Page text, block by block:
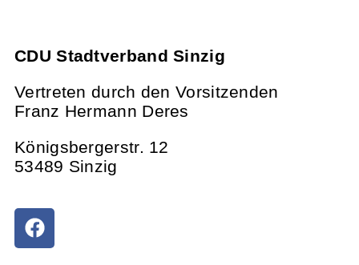
CDU Stadtverband Sinzig
Vertreten durch den Vorsitzenden
Franz Hermann Deres
Königsbergerstr. 12
53489 Sinzig